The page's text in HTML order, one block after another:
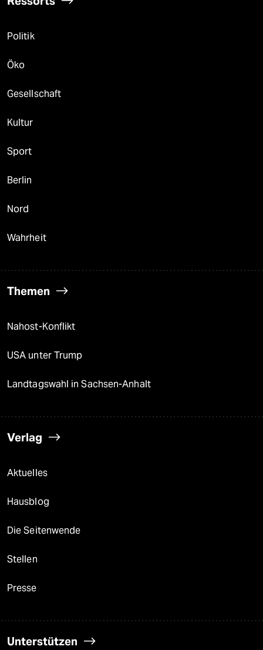
Politik
Öko
Gesellschaft
Kultur
Sport
Berlin
Nord
Wahrheit
Themen
Nahost-Konflikt
USA unter Trump
Landtagswahl in Sachsen-Anhalt
Verlag
Aktuelles
Hausblog
Die Seitenwende
Stellen
Presse
Unterstützen